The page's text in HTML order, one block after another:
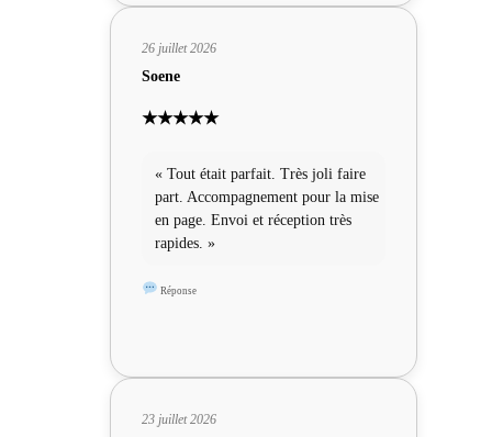
26 juillet 2026
Soene
★★★★★
« Tout était parfait. Très joli faire
part. Accompagnement pour la mise
en page. Envoi et réception très
rapides. »
Réponse
23 juillet 2026